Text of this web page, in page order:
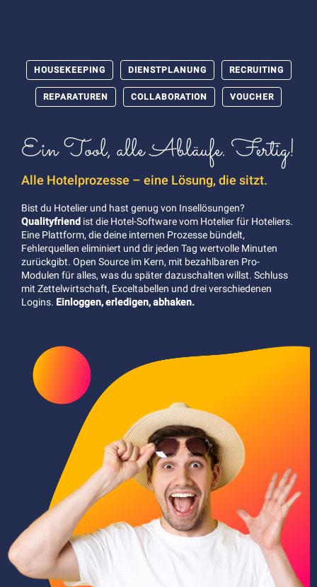
HOUSEKEEPING DIENSTPLANUNG RECRUITING
REPARATUREN COLLABORATION VOUCHER
Ein Tool, alle Abläufe. Fertig!
Alle Hotelprozesse – eine Lösung, die sitzt.
Bist du Hotelier und hast genug von Insellösungen?
Qualityfriend ist die Hotel-Software vom Hotelier für Hoteliers.
Eine Plattform, die deine internen Prozesse bündelt,
Fehlerquellen eliminiert und dir jeden Tag wertvolle Minuten
zurückgibt. Open Source im Kern, mit bezahlbaren Pro-
Modulen für alles, was du später dazuschalten willst. Schluss
mit Zettelwirtschaft, Exceltabellen und drei verschiedenen
Logins. Einloggen, erledigen, abhaken.